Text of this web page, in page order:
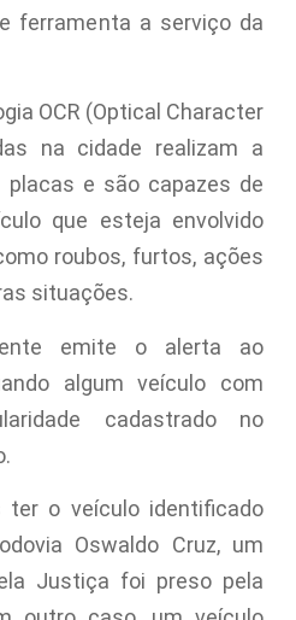
ferramenta a serviço da
OCR (Optical Character
na cidade realizam a
e são capazes de
que esteja envolvido
roubos, furtos, ações
situações.
emite o alerta ao
algum veículo com
cadastrado no
ter o veículo identificado
Oswaldo Cruz, um
Justiça foi preso pela